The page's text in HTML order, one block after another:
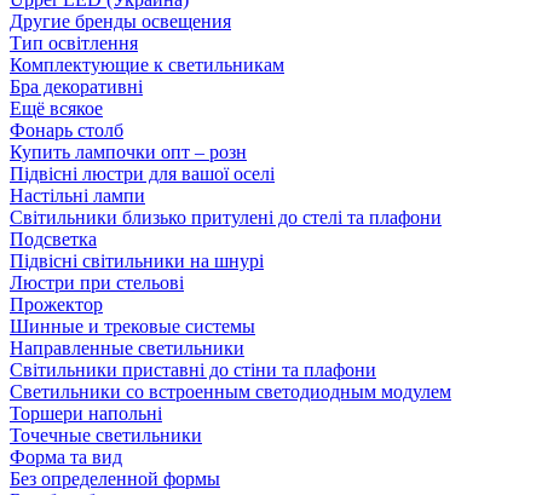
Другие бренды освещения
Тип освітлення
Комплектующие к светильникам
Бра декоративні
Ещё всякое
Фонарь столб
Купить лампочки опт – розн
Підвісні люстри для вашої оселі
Настільні лампи
Світильники близько притулені до стелі та плафони
Подсветка
Підвісні світильники на шнурі
Люстри при стельові
Прожектор
Шинные и трековые системы
Направленные светильники
Світильники приставні до стіни та плафони
Светильники со встроенным светодиодным модулем
Торшери напольні
Точечные светильники
Форма та вид
Без определенной формы